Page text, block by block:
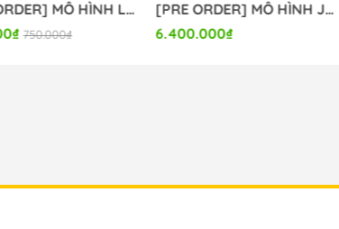
[PRE ORDER] MÔ HÌNH Lycoris Recoil - Inoue Takina - High Premium Figure - Street Snap (Sega Fave) FIGURE CHÍNH HÃNG
750.000₫
[PRE ORDER] MÔ HÌNH Jabami Yumeko - Kakegurui (MBB Studio) FIGURE CHÍNH HÃNG
6.400.000₫